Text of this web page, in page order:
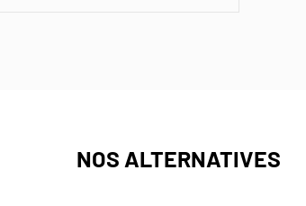
NOS ALTERNATIVES